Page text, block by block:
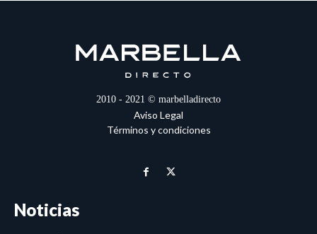
2010 - 2021 © marbelladirecto
Aviso Legal
Términos y condiciones
Noticias